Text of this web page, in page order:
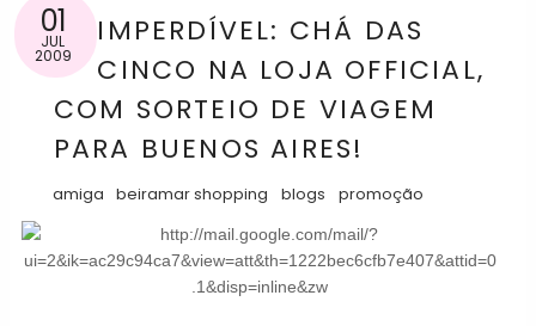
01
JUL
2009
IMPERDÍVEL: CHÁ DAS
CINCO NA LOJA OFFICIAL,
COM SORTEIO DE VIAGEM
PARA BUENOS AIRES!
amiga beiramar shopping blogs promoção